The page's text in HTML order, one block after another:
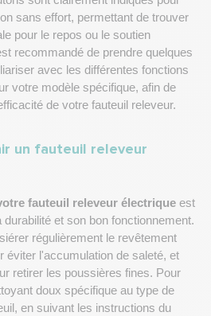
sans effort, permettant de trouver
pour le repos ou le soutien
recommandé de prendre quelques
avec les différentes fonctions
votre modèle spécifique, afin de
de votre fauteuil releveur.
un fauteuil releveur
fauteuil releveur électrique est
et son bon fonctionnement.
régulièrement le revêtement
éviter l'accumulation de saleté, et
retirer les poussières fines. Pour
doux spécifique au type de
en suivant les instructions du